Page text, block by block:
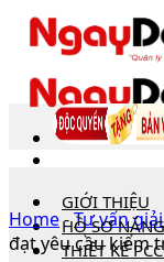
qua
dung
GIỚI THIỆU
HỒ SƠ
THIẾT KẾ
Home-Tư vấn
đạt yêu cầu kiểm